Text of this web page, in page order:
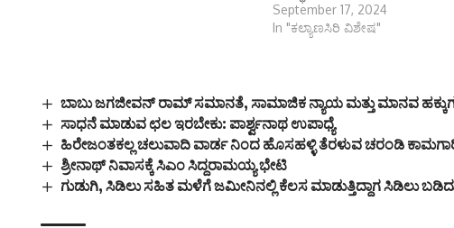
September 17, 2024
In "ಕಲ್ಯಾಣಸಿರಿ ವಿಶೇಷ"
ಬಾಬು ಜಗಜೀವನ್ ರಾಮ್ ಸಮಾನತೆ, ಸಾಮಾಜಿಕ ನ್ಯಾಯ ಮತ್ತು ಮಾನವ
ಸಾಧನೆ ಮಾಡುವ ಛಲ ಇರಬೇಕು: ಪಾರ್ಶ್ವನಾಥ ಉಪಾಧ್ಯೆ
ಹಿರೇಜಂತಕಲ್ಲ ಚಲುವಾದಿ ವಾರ್ಡ ನಿಂದ ಹೊಸಹಳ್ಳಿ ತೆರಳುವ ಚರಂಡಿ
ಶ್ರೀನಾಥ್ ನಿವಾಸಕ್ಕೆ ಸಿಎಂ ಸಿದ್ದರಾಮಯ್ಯ ಭೇಟಿ
ಗುಡುಗಿ, ಸಿಡಿಲು ಸಹಿತ ಮಳೆಗೆ ಜಮೀನಿನಲ್ಲಿ ಕೆಲಸ ಮಾಡುತ್ತಿದ್ದಾಗ ಸಿಡಿಲು ಬಡಿದು